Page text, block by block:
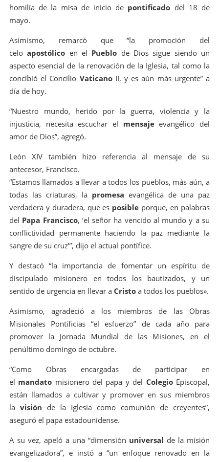
homilía de la misa de inicio de pontificado del 18 de
mayo.
Asimismo, remarcó que “la promoción del
celoapostólico en el Pueblo de Dios sigue siendo un
aspecto esencial de la renovación de la Iglesia, tal como la
concibió el Concilio Vaticano II, y es aún más urgente” a
día de hoy.
“Nuestro mundo, herido por la guerra, violencia y la
injusticia, necesita escuchar el mensajeevangélico del
amor de Dios”, agregó.
León XIV también hizo referencia al mensaje de su
antecesor, Francisco.
“Estamos llamados a llevar a todos los pueblos, más aún, a
todas las criaturas, la promesa evangélica de una paz
verdadera y duradera, que es posible porque, en palabras
del Papa Francisco, ‘el señor ha vencido al mundo y a su
conflictividad permanente haciendo la paz mediante la
sangre de su cruz’”, dijo el actual pontífice.
Y destacó “la importancia de fomentar un espíritu de
discipulado misionero en todos los bautizados, y un
sentido de urgencia en llevar a Cristoa todos los pueblos».
Asimismo, agradeció a los miembros de las Obras
Misionales Pontificias “el esfuerzo” de cada año para
promover la Jornada Mundial de las Misiones, en el
penúltimo domingo de octubre.
“Como Obras encargadas de participar en
el mandato misionero del papa y del ColegioEpiscopal,
están llamados a cultivar y promover en sus miembros
la visión de la Iglesia como comunión de creyentes”,
aseguró el papa estadounidense.
A su vez, apeló a una “dimensión universal de la misión
evangelizadora”, e instó a “un enfoque renovado en la